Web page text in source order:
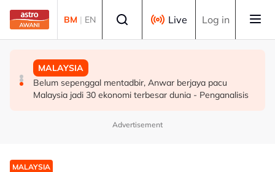
Skip to main content
BM | EN Live Log in
DUNIA
Infantino nafi dakwaan UEFA bayar pampasan kepada
wanita didakwa kekasih
MALAYSIA
ICQS Bukit Kayu Hitam gempar beg disangka berisi
bom, dadah
MALAYSIA
Belum sepenggal mentadbir, Anwar berjaya pacu
Malaysia jadi 30 ekonomi terbesar dunia - Penganalisis
Advertisement
MALAYSIA